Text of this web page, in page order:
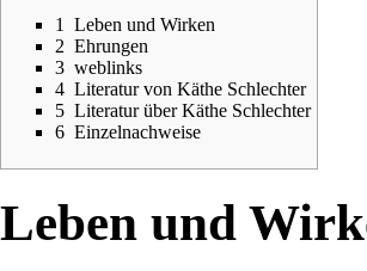
1
Leben und Wirken
2 Ehrungen
3 weblinks
4 Literatur von Käthe Schlechter
5 Literatur über Käthe Schlechter
6 Einzelnachweise
Leben und